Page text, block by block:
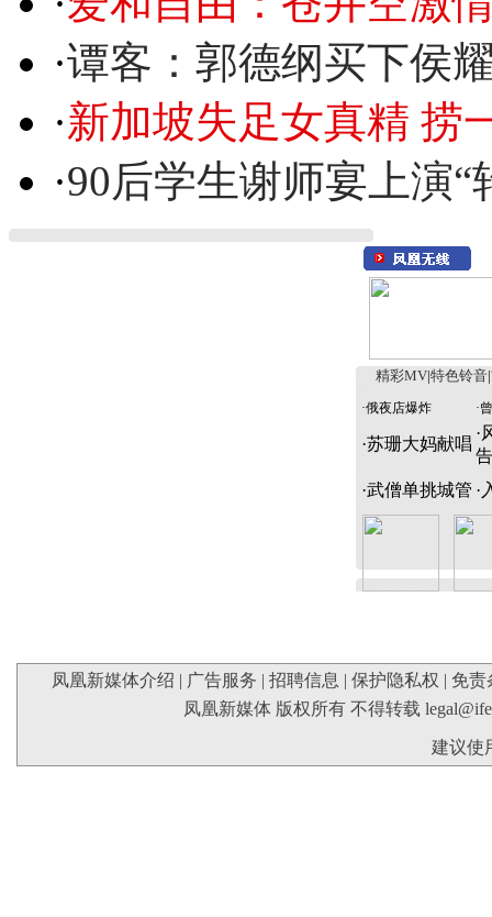
·谭客：郭德纲买下侯
·新加坡失足女真精 捞
·90后学生谢师宴上演“
精彩MV 特色铃音
·俄夜店爆炸 ·
·苏珊大妈献唱
·
告
·武僧单挑城管 ·
凤凰新媒体介绍 | 广告服务 | 招聘信息 | 保护隐私权 | 免责
凤凰新媒体 版权所有 不得转载
建议使